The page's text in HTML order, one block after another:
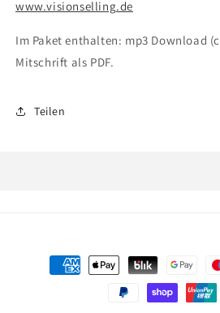
www.visionselling.de
Im Paket enthalten: mp3 Download
Mitschrift als PDF.
Teilen
Zahlungsmethoden